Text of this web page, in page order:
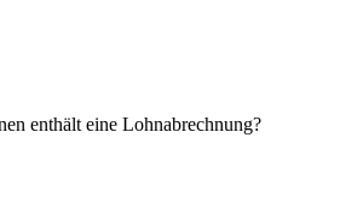
enthält eine Lohnabrechnung?